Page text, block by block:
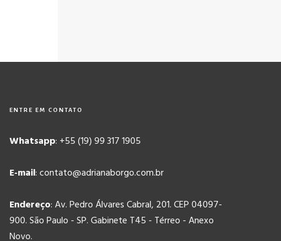
ENTRE EM CONTATO
Whatsapp: +55 (19) 99 317 1905
E-mail: contato@adrianaborgo.com.br
Endereço: Av. Pedro Álvares Cabral, 201. CEP 04097-
900. São Paulo - SP. Gabinete T45 - Térreo - Anexo
Novo.